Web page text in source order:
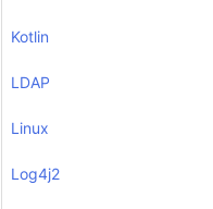
Kotlin
LDAP
Linux
Log4j2